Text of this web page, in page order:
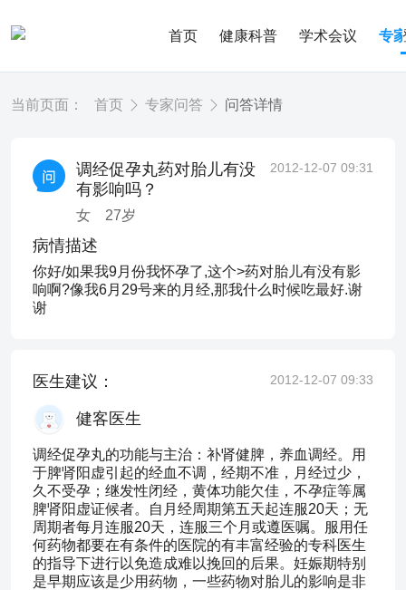
首页 健康科普 学术会议 专
当前页面： 首页 专家问答 问答详情
调经促孕丸药对胎儿有没
有影响吗？
女 27岁
2012-12-07 09:31
病情描述
你好/如果我9月份我怀孕了,这个>药对胎儿有没有影
响啊?像我6月29号来的月经,那我什么时候吃最好.谢
谢
医生建议： 2012-12-07 09:33
健客医生
调经促孕丸的功能与主治：补肾健脾，养血调经。用
于脾肾阳虚引起的经血不调，经期不准，月经过少，
久不受孕；继发性闭经，黄体功能欠佳，不孕症等属
脾肾阳虚证候者。自月经周期第五天起连服20天；无
周期者每月连服20天，连服三个月或遵医嘱。服用任
何药物都要在有条件的医院的有丰富经验的专科医生
的指导下进行以免造成难以挽回的后果。妊娠期特别
是早期应该是少用药物，一些药物对胎儿的影响是非